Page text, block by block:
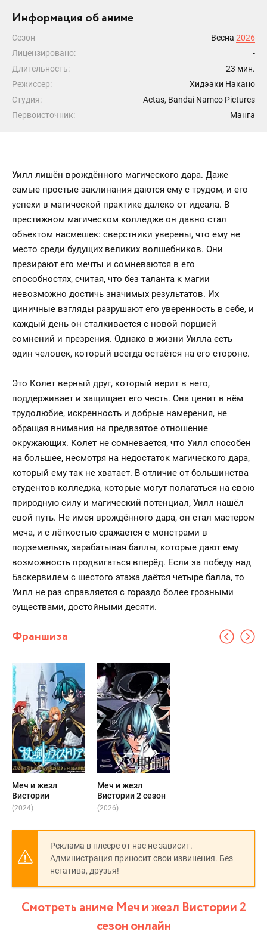
Информация об аниме
Сезон Весна 2026
Лицензировано:
-
Длительность:
23 мин.
Режиссер:
Хидэаки Накано
Студия:
Actas, Bandai Namco Pictures
Первоисточник:
Манга
Уилл лишён врождённого магического дара. Даже
самые простые заклинания даются ему с трудом, и его
успехи в магической практике далеко от идеала. В
престижном магическом колледже он давно стал
объектом насмешек: сверстники уверены, что ему не
место среди будущих великих волшебников. Они
презирают его мечты и сомневаются в его
способностях, считая, что без таланта к магии
невозможно достичь значимых результатов. Их
циничные взгляды разрушают его уверенность в себе, и
каждый день он сталкивается с новой порцией
сомнений и презрения. Однако в жизни Уилла есть
один человек, который всегда остаётся на его стороне.
Это Колет верный друг, который верит в него,
поддерживает и защищает его честь. Она ценит в нём
трудолюбие, искренность и добрые намерения, не
обращая внимания на предвзятое отношение
окружающих. Колет не сомневается, что Уилл способен
на большее, несмотря на недостаток магического дара,
который ему так не хватает. В отличие от большинства
студентов колледжа, которые могут полагаться на свою
природную силу и магический потенциал, Уилл нашёл
свой путь. Не имея врождённого дара, он стал мастером
меча, и с лёгкостью сражается с монстрами в
подземельях, зарабатывая баллы, которые дают ему
возможность продвигаться вперёд. Если за победу над
Баскервилем с шестого этажа даётся четыре балла, то
Уилл не раз справляется с гораздо более грозными
существами, достойными десяти.
Франшиза
Меч и жезл
Вистории
(2024)
Меч и жезл
Вистории 2 сезон
(2026)
Реклама в плеере от нас не зависит.
Администрация приносит свои извинения. Без
негатива, друзья!
Смотреть аниме Меч и жезл Вистории 2
сезон онлайн